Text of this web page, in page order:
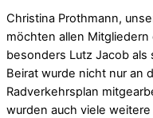
Christina Prothmann,
möchten allen
besonders Lutz Jacob
Beirat wurde nicht nur an
Radverkehrsplan
wurden auch viele